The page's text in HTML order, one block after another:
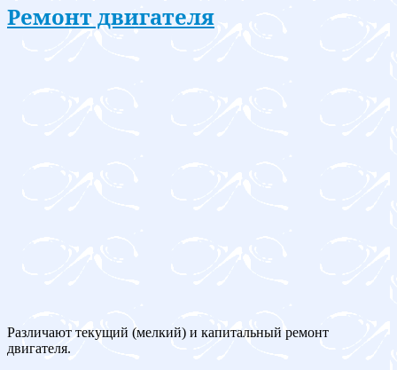
Ремонт двигателя
Различают текущий (мелкий) и капитальный ремонт
двигателя.